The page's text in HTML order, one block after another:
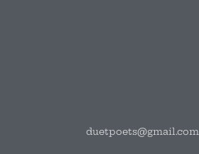
duetpoets@gmail.com